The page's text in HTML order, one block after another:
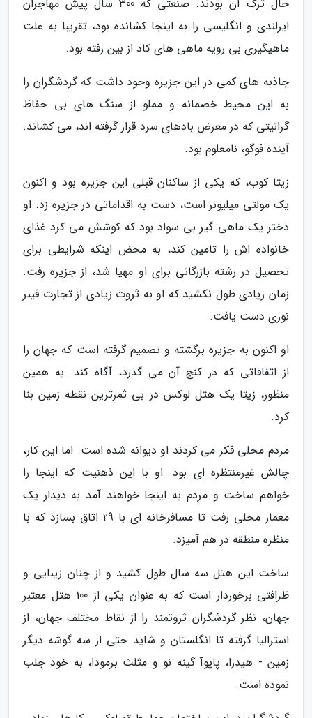
حال ترک آن بودند. صنعتی که 300 سال پیش مهاجران
ایرلندی و انگلیسی را به اینجا کشانده بود، تقریبا به علت
ماهیگیری بی رویه ماهی های کاد از بین رفته بود.
جاذبه های کمی در این جزیره وجود داشت که گردشگران را
به این محیط خصمانه و مملو از سنگ های بی حفاظ
گرانیتی که در معرض بادهای سرد قرار گرفته اند، می کشاند.
آینده فوگو، نامعلوم بود.
زیتا کوب، که یکی از ساکنان قبلی این جزیره بود و اکنون
یک مولتی میلیونر است، دست به اقداماتی در جزیره زد. او
دختر یک ماهی گیر بی سواد بود که کوشش می کرد غذای
خانواده اش را تامین کند، به محض اینکه شرایطی برای
تحصیل در رشته بازرگانی برای او مهیا شد، از جزیره رفت.
زمان زیادی طول نکشید که او به ثروت زیادی از تجارت فیبر
نوری دست یافت.
او اکنون به جزیره برگشته و تصمیم گرفته است که جهان را
از اتفاقاتی که در کنج آن می گذرد، آگاه کند. به همین
منظور، زیتا یک هتل لوکس در بی ثمرترین نقطه زمین بنا
کرد.
مردم محلی فکر می کردند او دیوانه شده است. اما این کار،
چالش غیرمنتظره ای بود. او با این ذهنیت که اینجا را
خواهم ساخت و مردم به اینجا خواهند آمد به دیدار یک
معمار محلی رفت تا مسافرخانه ای با 29 اتاق بسازد که با
منظره منطقه در هم آمیزد.
ساخت این هتل سه سال طول کشید و از چنان زیبایی و
ظرافتی برخوردار است که به عنوان یکی از 100 هتل معتبر
جهان، نظر گردشگران ثروتمند را از نقاط مختلف جهان، از
استرالیا گرفته تا انگلستان و شاید حتی از سه گوشه دیگر
زمین - هیدرا، پاپوآ گینه نو و مثلث برمودا، به خود جلب
نموده است.